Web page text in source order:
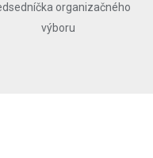
organizačného
výboru